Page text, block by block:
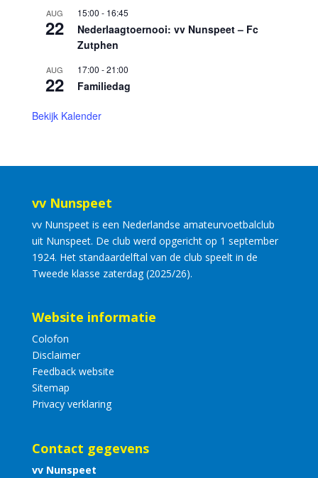
AUG
22
15:00 - 16:45
Nederlaagtoernooi: vv Nunspeet – Fc
Zutphen
AUG
22
17:00 -21:00
Familiedag
Bekijk Kalender
vv Nunspeet
vv Nunspeet is een Nederlandse amateurvoetbalclub
uit Nunspeet. De club werd opgericht op 1 september
1924. Het standaardelftal van de club speelt in de
Tweede klasse zaterdag (2025/26).
Website informatie
Colofon
Disclaimer
Feedback website
Sitemap
Privacy verklaring
Contact gegevens
vv Nunspeet